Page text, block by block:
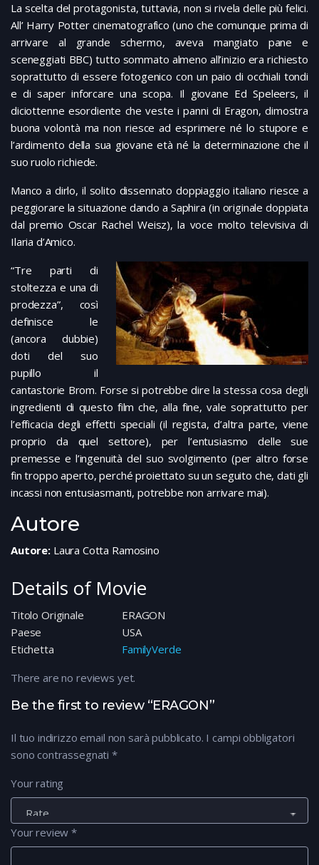
La scelta del protagonista, tuttavia, non si rivela delle più felici.
All’ Harry Potter cinematografico (uno che comunque prima di
arrivare al grande schermo, aveva mangiato pane e
sceneggiati BBC) tutto sommato almeno all’inizio era richiesto
soprattutto di essere fotogenico con un paio di occhiali tondi
e di saper inforcare una scopa. Il giovane Ed Speleers, il
diciottenne esordiente che veste i panni di Eragon, dimostra
buona volontà ma non riesce ad esprimere né lo stupore e
l’ardimento della sua giovane età né la determinazione che il
suo ruolo richiede.
Manco a dirlo, il solito dissennato doppiaggio italiano riesce a
peggiorare la situazione dando a Saphira (in originale doppiata
dal premio Oscar Rachel Weisz), la voce molto televisiva di
Ilaria d’Amico.
“Tre parti di
stoltezza e una di
prodezza”, così
definisce le
(ancora dubbie)
doti del suo
pupillo il
cantastorie Brom. Forse si potrebbe dire la stessa cosa degli
ingredienti di questo film che, alla fine, vale soprattutto per
l’efficacia degli effetti speciali (il regista, d’altra parte, viene
proprio da quel settore), per l’entusiasmo delle sue
premesse e l’ingenuità del suo svolgimento (per altro forse
fin troppo aperto, perché proiettato su un seguito che, dati gli
incassi non entusiasmanti, potrebbe non arrivare mai).
Autore
Autore:Laura Cotta Ramosino
Details of Movie
Titolo Originale
ERAGON
Paese
USA
Etichetta
FamilyVerde
Be the first to review “ERAGON”
Il tuo indirizzo email non sarà pubblicato. I campi obbligatori
sono contrassegnati *
Your rating
Your review*
There are no reviews yet.